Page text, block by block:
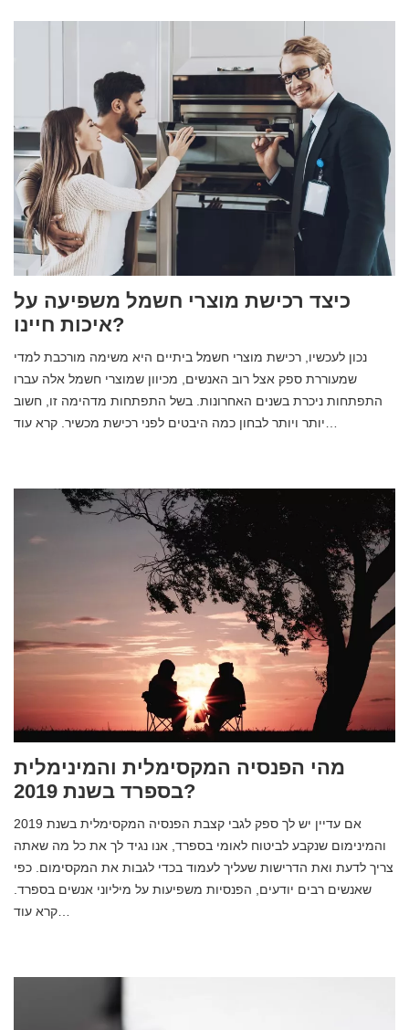
כיצד רכישת מוצרי חשמל משפיעה על
איכות חיינו?
נכון לעכשיו, רכישת מוצרי חשמל ביתיים היא משימה מורכבת למדי
שמעוררת ספק אצל רוב האנשים, מכיוון שמוצרי חשמל אלה עברו
התפתחות ניכרת בשנים האחרונות. בשל התפתחות מדהימה זו, חשוב
מהי הפנסיה המקסימלית והמינימלית
בספרד בשנת 2019?
אם עדיין יש לך ספק לגבי קצבת הפנסיה המקסימלית בשנת 2019
והמינימום שנקבע לביטוח לאומי בספרד, אנו נגיד לך את כל מה שאתה
צריך לדעת ואת הדרישות שעליך לעמוד בכדי לגבות את המקסימום. כפי
שאנשים רבים יודעים, הפנסיות משפיעות על מיליוני אנשים בספרד.